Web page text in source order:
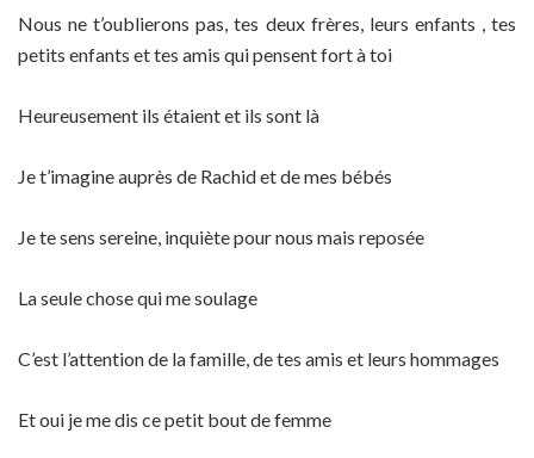
Nous ne t’oublierons pas, tes deux frères, leurs enfants , tes
petits enfants et tes amis qui pensent fort à toi
Heureusement ils étaient et ils sont là
Je t’imagine auprès de Rachid et de mes bébés
Je te sens sereine, inquiète pour nous mais reposée
La seule chose qui me soulage
C’est l’attention de la famille, de tes amis et leurs hommages
Et oui je me dis ce petit bout de femme